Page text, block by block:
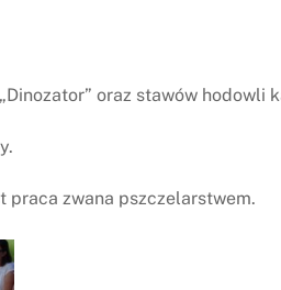
oraz stawów hodowli
praca zwana pszczelarstwem.